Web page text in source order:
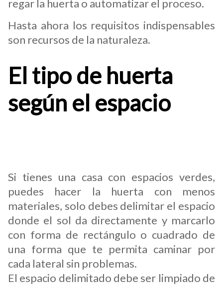
regar la huerta o automatizar el proceso.
Hasta ahora los requisitos indispensables
son recursos de la naturaleza.
El tipo de huerta
según el espacio
Si tienes una casa con espacios verdes,
puedes hacer la huerta con menos
materiales, solo debes delimitar el espacio
donde el sol da directamente y marcarlo
con forma de rectángulo o cuadrado de
una forma que te permita caminar por
cada lateral sin problemas.
El espacio delimitado debe ser limpiado de